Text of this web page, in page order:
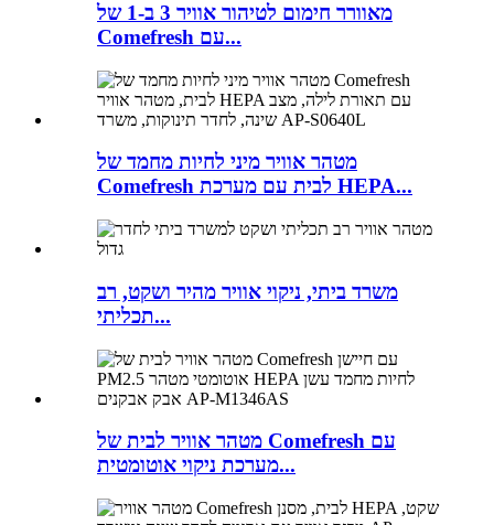
מאוורר חימום לטיהור אוויר 3 ב-1 של
Comefresh עם...
מטהר אוויר מיני לחיות מחמד של
Comefresh לבית עם מערכת HEPA...
משרד ביתי, ניקוי אוויר מהיר ושקט, רב
תכליתי...
מטהר אוויר לבית של Comefresh עם
מערכת ניקוי אוטומטית...